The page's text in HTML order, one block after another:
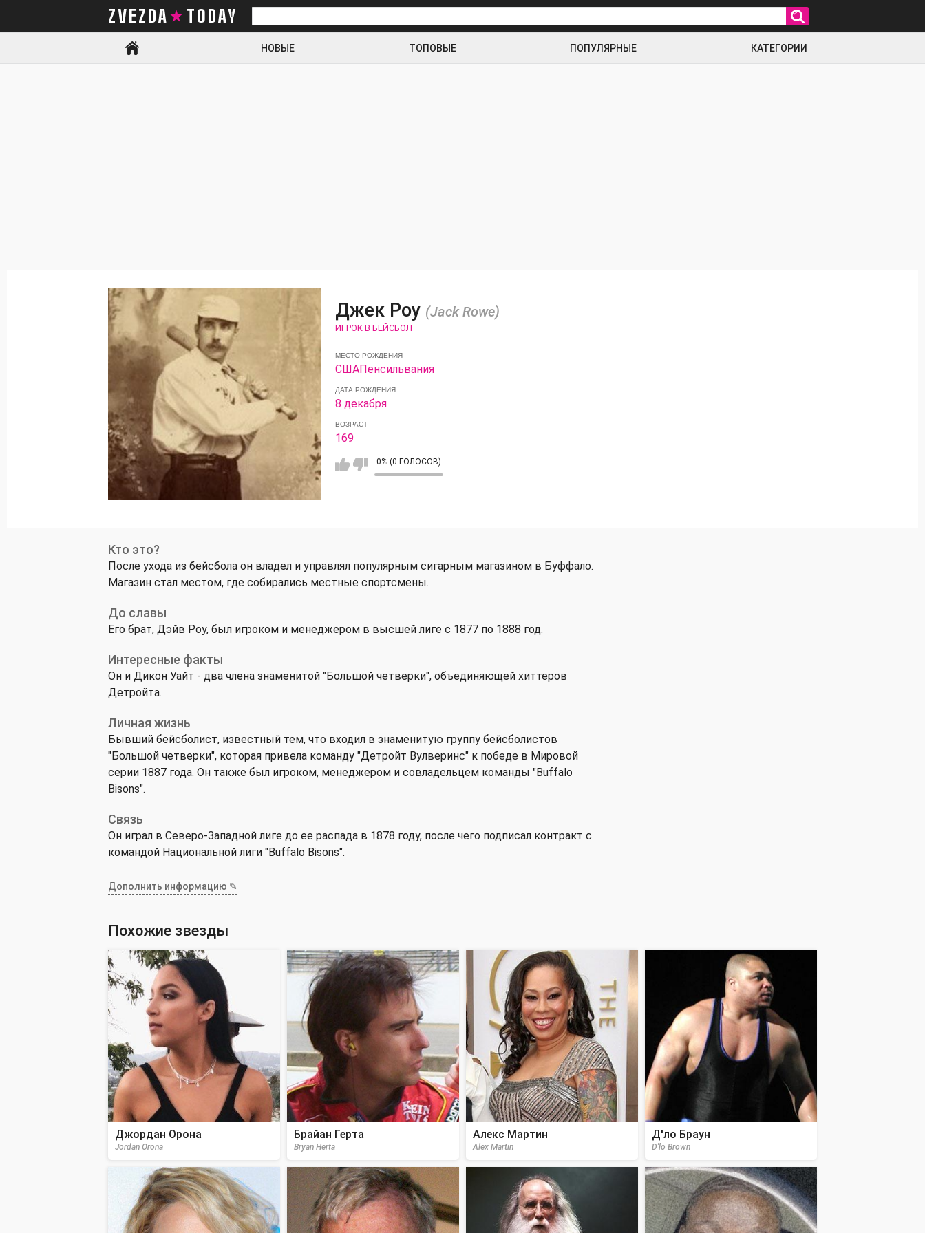
ZVEZDA TODAY
Искать
НОВЫЕ ТОПОВЫЕ ПОПУЛЯРНЫЕ КАТЕГОРИИ
Джек Роу (Jack Rowe)
ИГРОК В БЕЙСБОЛ
МЕСТО РОЖДЕНИЯ
СШАПенсильвания
ДАТА РОЖДЕНИЯ
8 декабря
ВОЗРАСТ
169
0% (0 ГОЛОСОВ)
Кто это?
После ухода из бейсбола он владел и управлял популярным сигарным магазином в Буффало.
Магазин стал местом, где собирались местные спортсмены.
До славы
Его брат, Дэйв Роу, был игроком и менеджером в высшей лиге с 1877 по 1888 год.
Интересные факты
Он и Дикон Уайт - два члена знаменитой "Большой четверки", объединяющей хиттеров
Детройта.
Личная жизнь
Бывший бейсболист, известный тем, что входил в знаменитую группу бейсболистов
"Большой четверки", которая привела команду "Детройт Вулверинс" к победе в Мировой
серии 1887 года. Он также был игроком, менеджером и совладельцем команды "Buffalo
Bisons".
Связь
Он играл в Северо-Западной лиге до ее распада в 1878 году, после чего подписал контракт с
командой Национальной лиги "Buffalo Bisons".
Дополнить информацию ✎
Похожие звезды
Джордан Орона
Jordan Orona
Брайан Герта
Bryan Herta
Алекс Мартин
Alex Martin
Д'ло Браун
D'lo Brown